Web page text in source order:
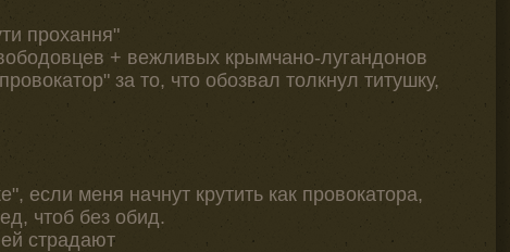
прохання"
+ вежливых крымчано-лугандонов
за то, что обозвал толкнул титушку,
если меня начнут крутить как провокатора,
чтоб без обид.
страдают